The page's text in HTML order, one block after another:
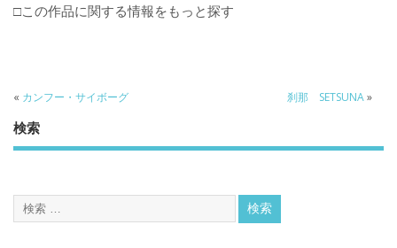
□この作品に関する情報をもっと探す
« カンフー・サイボーグ 刹那 SETSUNA»
検索